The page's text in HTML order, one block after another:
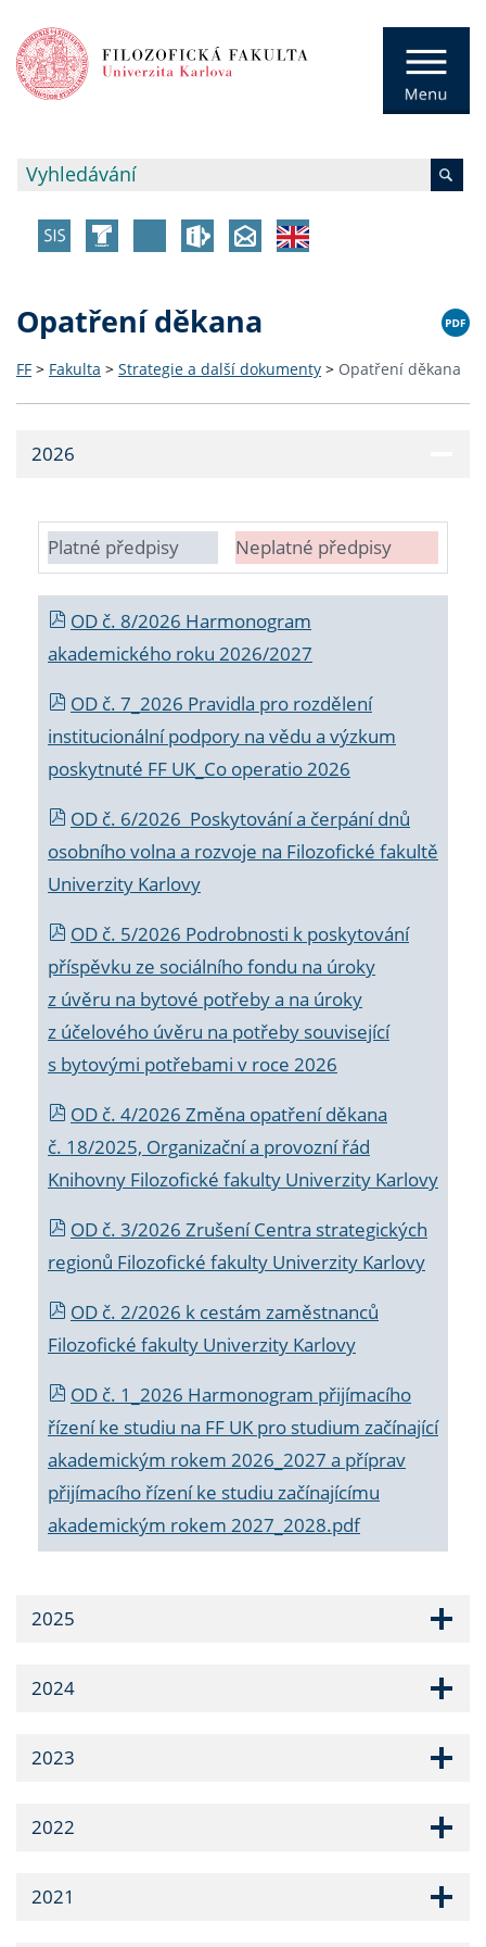
Opatření děkana
FF > Fakulta > Strategie a další dokumenty > Opatření děkana
2026
Platné předpisy Neplatné předpisy
OD č. 8/2026 Harmonogram
akademického roku 2026/2027
OD č. 7_2026 Pravidla pro rozdělení
institucionální podpory na vědu a výzkum
poskytnuté FF UK_Co operatio 2026
OD č. 6/2026 Poskytování a čerpání dnů
osobního volna a rozvoje na Filozofické fakultě
Univerzity Karlovy
OD č. 5/2026 Podrobnosti k poskytování
příspěvku ze sociálního fondu na úroky
z úvěru na bytové potřeby a na úroky
z účelového úvěru na potřeby související
s bytovými potřebami v roce 2026
OD č. 4/2026 Změna opatření děkana
č. 18/2025, Organizační a provozní řád
Knihovny Filozofické fakulty Univerzity Karlovy
OD č. 3/2026 Zrušení Centra strategických
regionů Filozofické fakulty Univerzity Karlovy
OD č. 2/2026 k cestám zaměstnanců
Filozofické fakulty Univerzity Karlovy
OD č. 1_2026 Harmonogram přijímacího
řízení ke studiu na FF UK pro studium začínající
akademickým rokem 2026_2027 a příprav
přijímacího řízení ke studiu začínajícímu
akademickým rokem 2027_2028.pdf
2025
2024
2023
2022
2021